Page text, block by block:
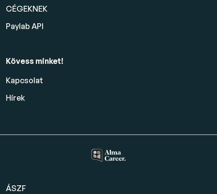
CÉGEKNEK
Paylab API
Kövess minket!
Kapcsolat
Hírek
ÁSZF